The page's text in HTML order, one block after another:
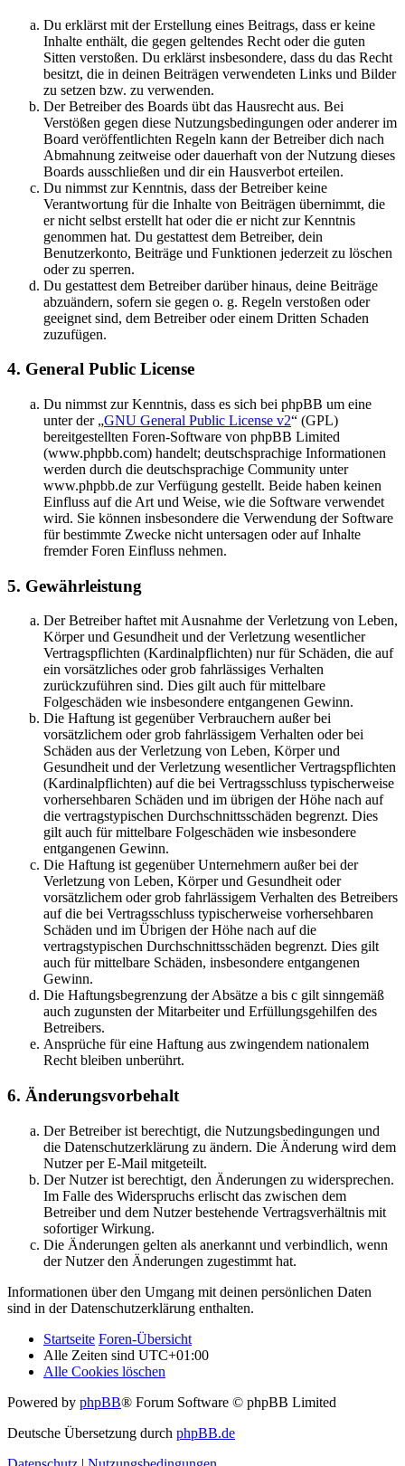
Du erklärst mit der Erstellung eines Beitrags, dass er keine
Inhalte enthält, die gegen geltendes Recht oder die guten
Sitten verstoßen. Du erklärst insbesondere, dass du das Recht
besitzt, die in deinen Beiträgen verwendeten Links und Bilder
zu setzen bzw. zu verwenden.
Der Betreiber des Boards übt das Hausrecht aus. Bei
Verstößen gegen diese Nutzungsbedingungen oder anderer im
Board veröffentlichten Regeln kann der Betreiber dich nach
Abmahnung zeitweise oder dauerhaft von der Nutzung dieses
Boards ausschließen und dir ein Hausverbot erteilen.
Du nimmst zur Kenntnis, dass der Betreiber keine
Verantwortung für die Inhalte von Beiträgen übernimmt, die
er nicht selbst erstellt hat oder die er nicht zur Kenntnis
genommen hat. Du gestattest dem Betreiber, dein
Benutzerkonto, Beiträge und Funktionen jederzeit zu löschen
oder zu sperren.
Du gestattest dem Betreiber darüber hinaus, deine Beiträge
abzuändern, sofern sie gegen o. g. Regeln verstoßen oder
geeignet sind, dem Betreiber oder einem Dritten Schaden
zuzufügen.
4. General Public License
Du nimmst zur Kenntnis, dass es sich bei phpBB um eine
unter der „GNU General Public License v2“ (GPL)
bereitgestellten Foren-Software von phpBB Limited
(www.phpbb.com) handelt; deutschsprachige Informationen
werden durch die deutschsprachige Community unter
www.phpbb.de zur Verfügung gestellt. Beide haben keinen
Einfluss auf die Art und Weise, wie die Software verwendet
wird. Sie können insbesondere die Verwendung der Software
für bestimmte Zwecke nicht untersagen oder auf Inhalte
fremder Foren Einfluss nehmen.
5. Gewährleistung
Der Betreiber haftet mit Ausnahme der Verletzung von Leben,
Körper und Gesundheit und der Verletzung wesentlicher
Vertragspflichten (Kardinalpflichten) nur für Schäden, die auf
ein vorsätzliches oder grob fahrlässiges Verhalten
zurückzuführen sind. Dies gilt auch für mittelbare
Folgeschäden wie insbesondere entgangenen Gewinn.
Die Haftung ist gegenüber Verbrauchern außer bei
vorsätzlichem oder grob fahrlässigem Verhalten oder bei
Schäden aus der Verletzung von Leben, Körper und
Gesundheit und der Verletzung wesentlicher Vertragspflichten
(Kardinalpflichten) auf die bei Vertragsschluss typischerweise
vorhersehbaren Schäden und im übrigen der Höhe nach auf
die vertragstypischen Durchschnittsschäden begrenzt. Dies
gilt auch für mittelbare Folgeschäden wie insbesondere
entgangenen Gewinn.
Die Haftung ist gegenüber Unternehmern außer bei der
Verletzung von Leben, Körper und Gesundheit oder
vorsätzlichem oder grob fahrlässigem Verhalten des Betreibers
auf die bei Vertragsschluss typischerweise vorhersehbaren
Schäden und im Übrigen der Höhe nach auf die
vertragstypischen Durchschnittsschäden begrenzt. Dies gilt
auch für mittelbare Schäden, insbesondere entgangenen
Gewinn.
Die Haftungsbegrenzung der Absätze a bis c gilt sinngemäß
auch zugunsten der Mitarbeiter und Erfüllungsgehilfen des
Betreibers.
Ansprüche für eine Haftung aus zwingendem nationalem
Recht bleiben unberührt.
6. Änderungsvorbehalt
Der Betreiber ist berechtigt, die Nutzungsbedingungen und
die Datenschutzerklärung zu ändern. Die Änderung wird dem
Nutzer per E-Mail mitgeteilt.
Der Nutzer ist berechtigt, den Änderungen zu widersprechen.
Im Falle des Widerspruchs erlischt das zwischen dem
Betreiber und dem Nutzer bestehende Vertragsverhältnis mit
sofortiger Wirkung.
Die Änderungen gelten als anerkannt und verbindlich, wenn
der Nutzer den Änderungen zugestimmt hat.
Informationen über den Umgang mit deinen persönlichen Daten
sind in der Datenschutzerklärung enthalten.
Startseite Foren-Übersicht
Alle Zeiten sind UTC+01:00
Alle Cookies löschen
Powered by phpBB® Forum Software © phpBB Limited
Deutsche Übersetzung durch phpBB.de